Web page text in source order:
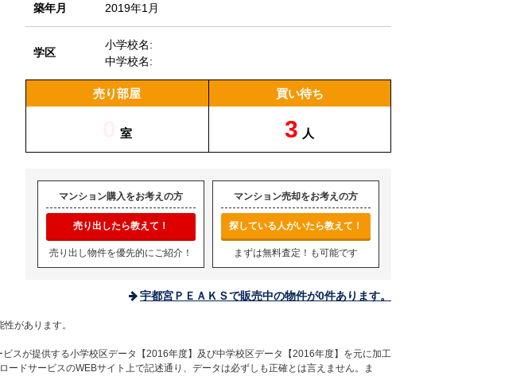
築年月 2019年1月
学区
小学校名:
中学校名:
売り部屋
室
買い待ち
3 人
マンション購入をお考えの方
売り出したら教えて！
売り出し物件を優先的にご紹介！
マンション売却をお考えの方
探している人がいたら教えて！
まずは無料査定！も可能です
宇都宮ＰＥＡＫＳで販売中の物件が0件あります。
があります。
スが提供する小学校区データ【2016年度】及び中学校区データ【2016年度】を元に加工
ドサービスのWEBサイト上で記述通り、データは必ずしも正確とは言えません。ま